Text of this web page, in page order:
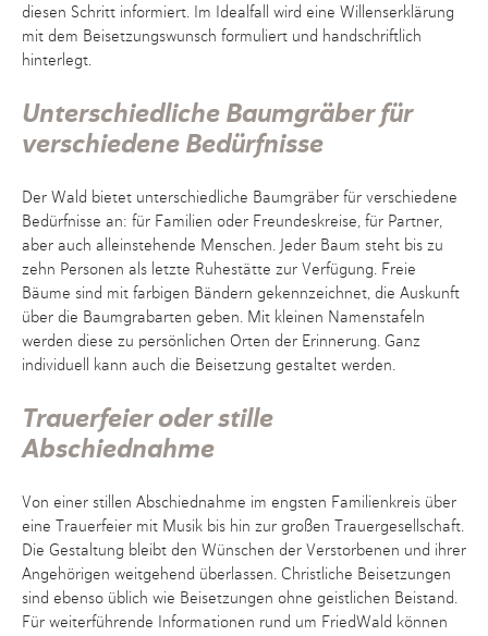
diesen Schritt informiert. Im Idealfall wird eine Willenserklärung
mit dem Beisetzungswunsch formuliert und handschriftlich
hinterlegt.
Unterschiedliche Baumgräber für
verschiedene Bedürfnisse
Der Wald bietet unterschiedliche Baumgräber für verschiedene
Bedürfnisse an: für Familien oder Freundeskreise, für Partner,
aber auch alleinstehende Menschen. Jeder Baum steht bis zu
zehn Personen als letzte Ruhestätte zur Verfügung. Freie
Bäume sind mit farbigen Bändern gekennzeichnet, die Auskunft
über die Baumgrabarten geben. Mit kleinen Namenstafeln
werden diese zu persönlichen Orten der Erinnerung. Ganz
individuell kann auch die Beisetzung gestaltet werden.
Trauerfeier oder stille
Abschiednahme
Von einer stillen Abschiednahme im engsten Familienkreis über
eine Trauerfeier mit Musik bis hin zur großen Trauergesellschaft.
Die Gestaltung bleibt den Wünschen der Verstorbenen und ihrer
Angehörigen weitgehend überlassen. Christliche Beisetzungen
sind ebenso üblich wie Beisetzungen ohne geistlichen Beistand.
Für weiterführende Informationen rund um FriedWald können